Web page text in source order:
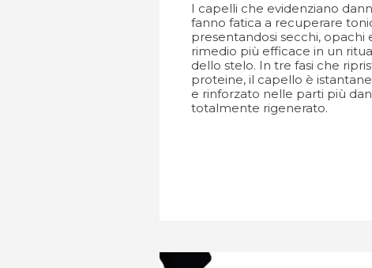
I capelli che evidenziano
fanno fatica a recuperare
presentandosi secchi, opachi
rimedio più efficace in un
dello stelo. In tre fasi che
proteine, il capello è
e rinforzato nelle parti più
totalmente rigenerato.